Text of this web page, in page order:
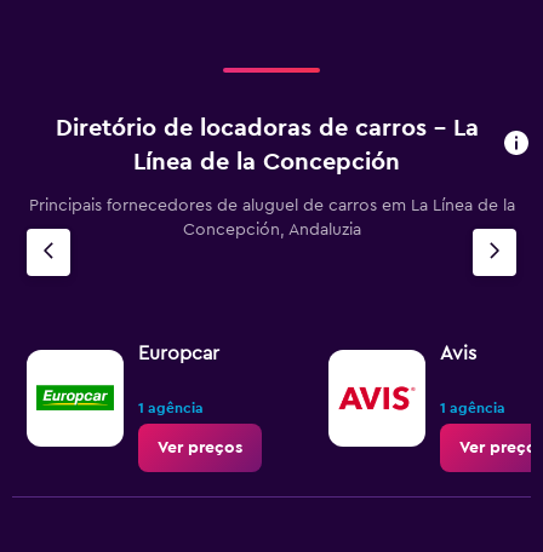
Diretório de locadoras de carros – La
Línea de la Concepción
Principais fornecedores de aluguel de carros em La Línea de la
Concepción, Andaluzia
Europcar
1 agência
Ver preços
Avis
1 agência
Ver preços